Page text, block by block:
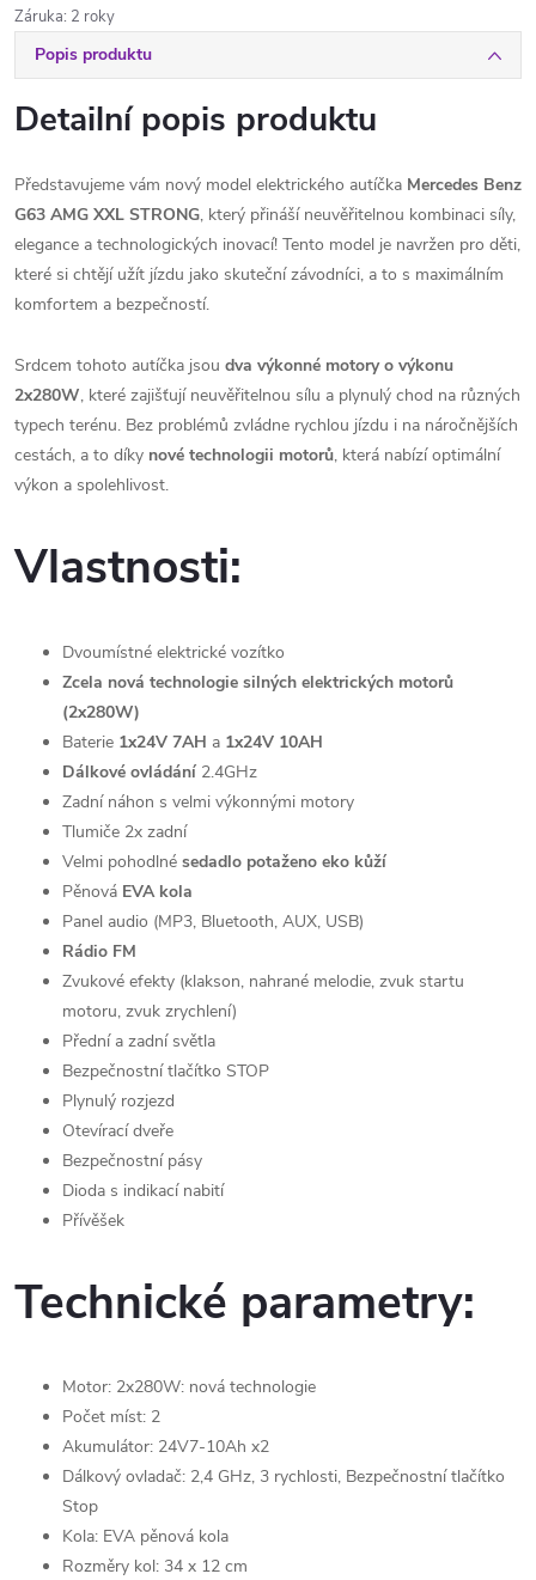
Záruka: 2 roky
Popis produktu
Detailní popis produktu
Představujeme vám nový model elektrického autíčka Mercedes Benz
G63 AMG XXL STRONG, který přináší neuvěřitelnou kombinaci síly,
elegance a technologických inovací! Tento model je navržen pro děti,
které si chtějí užít jízdu jako skuteční závodníci, a to s maximálním
komfortem a bezpečností.
Srdcem tohoto autíčka jsou dva výkonné motory o výkonu
2x280W, které zajišťují neuvěřitelnou sílu a plynulý chod na různých
typech terénu. Bez problémů zvládne rychlou jízdu i na náročnějších
cestách, a to díky nové technologii motorů, která nabízí optimální
výkon a spolehlivost.
Vlastnosti:
Dvoumístné elektrické vozítko
Zcela nová technologie silných elektrických motorů
(2x280W)
Baterie 1x24V 7AH a 1x24V 10AH
Dálkové ovládání 2.4GHz
Zadní náhon s velmi výkonnými motory
Tlumiče 2x zadní
Velmi pohodlné sedadlo potaženo eko kůží
Pěnová EVA kola
Panel audio (MP3, Bluetooth, AUX, USB)
Rádio FM
Zvukové efekty (klakson, nahrané melodie, zvuk startu
motoru, zvuk zrychlení)
Přední a zadní světla
Bezpečnostní tlačítko STOP
Plynulý rozjezd
Otevírací dveře
Bezpečnostní pásy
Dioda s indikací nabití
Přívěšek
Technické parametry:
Motor: 2x280W: nová technologie
Počet míst: 2
Akumulátor: 24V7-10Ah x2
Dálkový ovladač: 2,4 GHz, 3 rychlosti, Bezpečnostní tlačítko
Stop
Kola: EVA pěnová kola
Rozměry kol: 34 x 12 cm